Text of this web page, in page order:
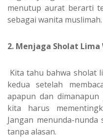
menutup aurat berarti
sebagai wanita muslimah.
2. Menjaga Sholat Lima
Kita tahu bahwa sholat
kedua setelah
apapun dan
kita harus
Jangan menunda-
tanpa alasan.